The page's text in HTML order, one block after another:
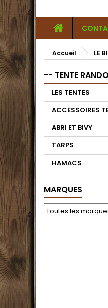
Accueil LE
-- TENTE
LES TENTES
ACCESSOIRES
ABRI ET BIVY
TARPS
HAMACS
MARQUES